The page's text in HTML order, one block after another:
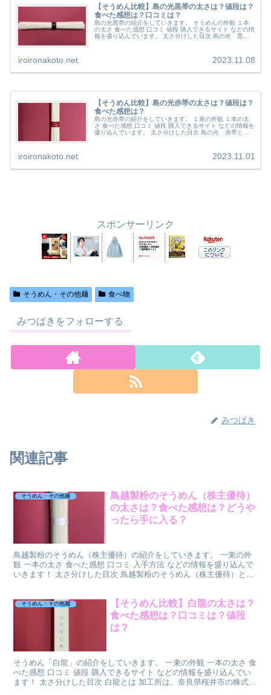
【そうめん比較】島の光黒帯の太さは？値段は？
食べた感想は？口コミは？
島の光黒帯の紹介をしていきます。 そうめんの外観 １本
の太さ 食べた感想 口コミ 値段 購入できるサイト などの情
報を盛り込んでいます。 太さ分けした目次 島の光 黒帯
iroironakoto.net 2023.11.08
【そうめん比較】島の光赤帯の太さは？値段は？
食べた感想は？
島の光赤帯の紹介をしていきます。 １束の外観 １本の太
さ 食べた感想 口コミ 値段 購入できるサイト などの情報を
盛り込んでいます。 太さ分けした目次 島の光 赤帯とは
iroironakoto.net 2023.11.01
スポンサーリンク
そうめん・その他麺 食べ物
みつばきをフォローする
みつばき
関連記事
そうめん・その他麺
鳥越製粉のそうめん（株主優待）
の太さは？食べた感想は？どうや
ったら手に入る？
鳥越製粉のそうめん（株主優待）の紹介をしていきます。 一束の外
観 一本の太さ 食べた感想 口コミ 入手方法 などの情報を盛り込んで
いきます！ 太さ分けした目次 鳥越製粉のそうめん（株主優待）とは
そうめん・その他麺
【そうめん比較】白龍の太さは？
食べた感想は？口コミは？値段
は？
そうめん「白龍」の紹介をしていきます。 一束の外観 一本の太さ 食
べた感想 口コミ 値段 購入できるサイト などの情報を盛り込んでい
ます！ 太さ分けした目次 白龍とは 加工所は、奈良県桜井市の株式会